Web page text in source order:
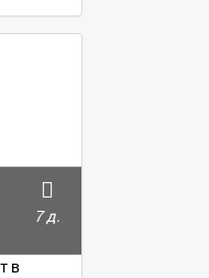
7 д.
в